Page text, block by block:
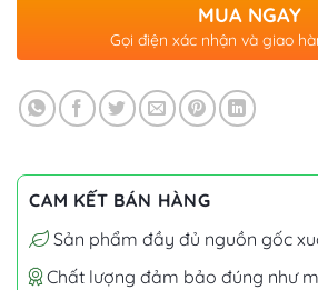
MUA NGAY
Gọi điện xác nhận và giao
CAM KẾT BÁN HÀNG
Sản phẩm đầy đủ nguồn gốc
Chất lượng đảm bảo đúng như